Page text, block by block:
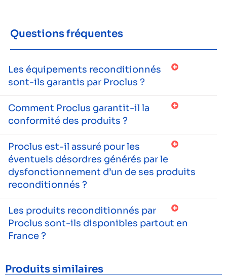
Questions fréquentes
Les équipements reconditionnés
sont-ils garantis par Proclus ?
Comment Proclus garantit-il la
conformité des produits ?
Proclus est-il assuré pour les
éventuels désordres générés par le
dysfonctionnement d’un de ses produits
reconditionnés ?
Les produits reconditionnés par
Proclus sont-ils disponibles partout en
France ?
Produits similaires